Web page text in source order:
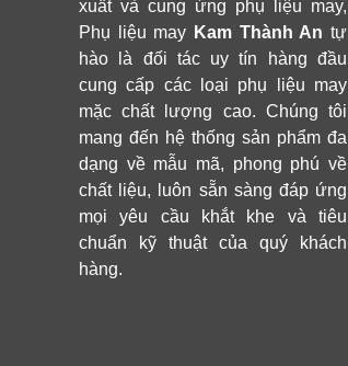
xuất và cung ứng phụ liệu may,
Phụ liệu may Kam Thành An tự
hào là đối tác uy tín hàng đầu
cung cấp các loại phụ liệu may
mặc chất lượng cao. Chúng tôi
mang đến hệ thống sản phẩm đa
dạng về mẫu mã, phong phú về
chất liệu, luôn sẵn sàng đáp ứng
mọi yêu cầu khắt khe và tiêu
chuẩn kỹ thuật của quý khách
hàng.